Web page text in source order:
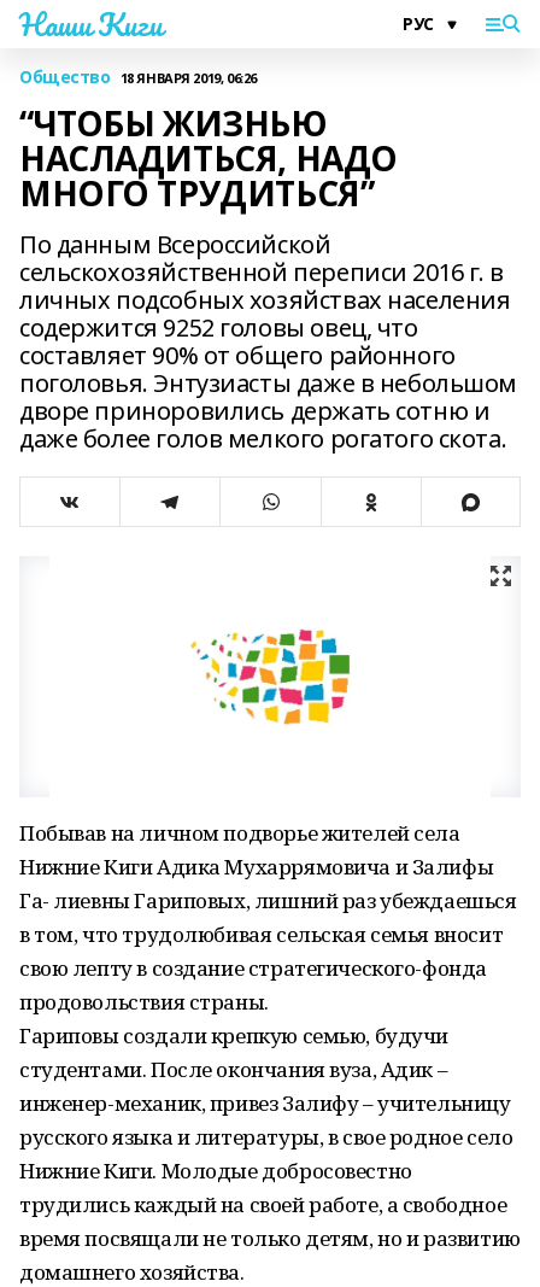
Наши Киги
Общество 18 ЯНВАРЯ 2019, 06:26
“ЧТОБЫ ЖИЗНЬЮ
НАСЛАДИТЬСЯ, НАДО
МНОГО ТРУДИТЬСЯ”
По данным Всероссийской
сельскохозяйственной переписи 2016 г. в
личных подсобных хозяйствах населения
содержится 9252 головы овец, что
составляет 90% от общего районного
поголовья. Энтузиасты даже в небольшом
дворе приноровились держать сотню и
даже более голов мелкого рогатого скота.
Побывав на личном подворье жителей села
Нижние Киги Адика Мухаррямовича и Залифы
Га- лиевны Гариповых, лишний раз убеждаешься
в том, что трудолюбивая сельская семья вносит
свою лепту в создание стратегического-фонда
продовольствия страны.
Гариповы создали крепкую семью, будучи
студентами. После окончания вуза, Адик –
инженер-механик, привез Залифу – учительницу
русского языка и литературы, в свое родное село
Нижние Киги. Молодые добросовестно
трудились каждый на своей работе, а свободное
время посвящали не только детям, но и развитию
домашнего хозяйства.